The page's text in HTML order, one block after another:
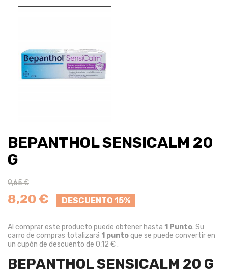
BEPANTHOL SENSICALM 20
G
9,65 €
8,20 € DESCUENTO 15%
Al comprar este producto puede obtener hasta 1 Punto. Su
carro de compras totalizará 1 puntoque se puede convertir en
un cupón de descuento de 0,12 €.
BEPANTHOL SENSICALM 20 G